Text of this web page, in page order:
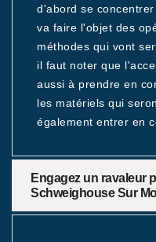
d'abord se
va faire l'objet des
méthodes qui vont
il faut noter que
aussi à prendre en
les matériels qui
également entrer en
Engagez un ravaleur
Schweighouse Sur